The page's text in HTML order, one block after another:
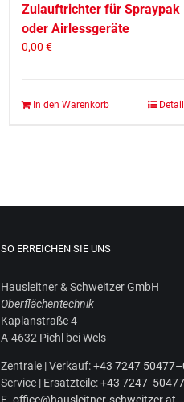
Zulauftrichter für Spraypak
oder Airlessgeräte
0,00 €
In den Warenkorb
SO ERREICHEN SIE UNS
Haus­leit­ner & Schweit­zer GmbH
Ober­flä­chen­tech­nik
Kaplan­stra­ße 4
A‑4632 Pichl bei Wels
Zen­tra­le | Ver­kauf:+43 7247
Ser­vice | Ersatz­tei­le:+43 7247
E. office@hausleitner-schweitzer.at